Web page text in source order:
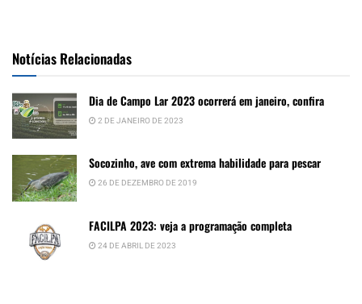
Notícias Relacionadas
Dia de Campo Lar 2023 ocorrerá em janeiro, confira
2 DE JANEIRO DE 2023
Socozinho, ave com extrema habilidade para pescar
26 DE DEZEMBRO DE 2019
FACILPA 2023: veja a programação completa
24 DE ABRIL DE 2023